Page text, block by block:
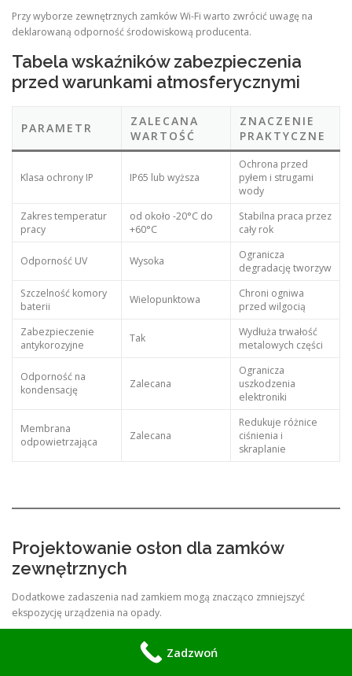
Przy wyborze zewnętrznych zamków Wi-Fi warto zwrócić uwagę na
deklarowaną odporność środowiskową producenta.
Tabela wskaźników zabezpieczenia
przed warunkami atmosferycznymi
PARAMETR
ZALECANA
WARTOŚĆ
ZNACZENIE
PRAKTYCZNE
Klasa ochrony IP IP65 lub wyższa
Ochrona przed
pyłem i strugami
wody
Zakres temperatur
pracy
od około -20°C do
+60°C
Stabilna praca przez
cały rok
Odporność UV Wysoka
Ogranicza
degradację tworzyw
Szczelność komory
baterii
Wielopunktowa
Chroni ogniwa
przed wilgocią
Zabezpieczenie
antykorozyjne
Tak
Wydłuża trwałość
metalowych części
Odporność na
kondensację
Zalecana
Ogranicza
uszkodzenia
elektroniki
Membrana
odpowietrzająca
Zalecana
Redukuje różnice
ciśnienia i
skraplanie
Projektowanie osłon dla zamków
zewnętrznych
Dodatkowe zadaszenia nad zamkiem mogą znacząco zmniejszyć
ekspozycję urządzenia na opady.
Zadzwoń